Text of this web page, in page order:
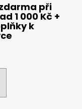
při
1 000 Kč +
k